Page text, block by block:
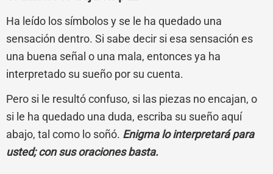
Ha leído los símbolos y se le ha quedado una
sensación dentro. Si sabe decir si esa sensación es
una buena señal o una mala, entonces ya ha
interpretado su sueño por su cuenta.
Pero si le resultó confuso, si las piezas no encajan, o
si le ha quedado una duda, escriba su sueño aquí
abajo, tal como lo soñó. Enigma lo interpretará para
usted; con sus oraciones basta.